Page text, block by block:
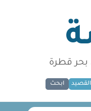
قطرة
ابحث